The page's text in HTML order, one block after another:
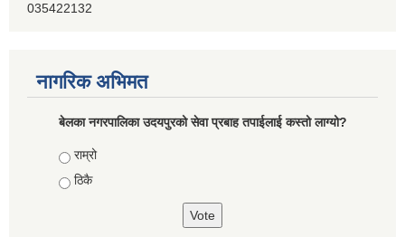
035422132
नागरिक अभिमत
बेलका नगरपालिका उदयपुरको सेवा प्रबाह तपाईलाई कस्तो लाग्यो?
Choices
राम्रो
ठिकै